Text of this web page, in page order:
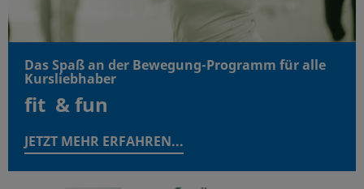
Das Spaß an der Bewegung-Programm für alle
Kursliebhaber
fit & fun
JETZT MEHR ERFAHREN...